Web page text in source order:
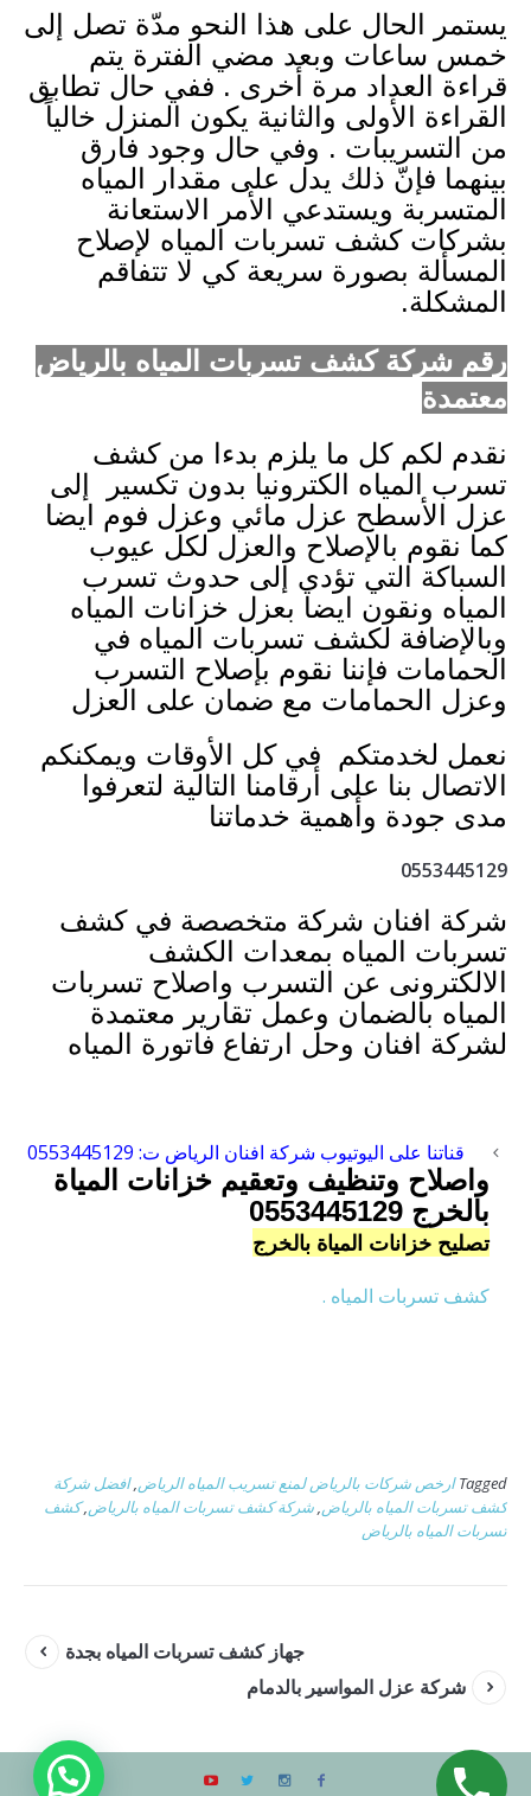
يستمر الحال على هذا النحو مدّة تصل إلى
خمس ساعات وبعد مضي الفترة يتم
قراءة العداد مرة أخرى . ففي حال تطابق
القراءة الأولى والثانية يكون المنزل خالياً
من التسريبات . وفي حال وجود فارق
بينهما فإنّ ذلك يدل على مقدار المياه
المتسربة ويستدعي الأمر الاستعانة
بشركات كشف تسربات المياه لإصلاح
المسألة بصورة سريعة كي لا تتفاقم
المشكلة.
رقم شركة كشف تسربات المياه بالرياض
معتمدة
نقدم لكم كل ما يلزم بدءا من كشف
تسرب المياه الكترونيا بدون تكسير إلى
عزل الأسطح عزل مائي وعزل فوم ايضا
كما نقوم بالإصلاح والعزل لكل عيوب
السباكة التي تؤدي إلى حدوث تسرب
المياه ونقون ايضا بعزل خزانات المياه
وبالإضافة لكشف تسربات المياه في
الحمامات فإننا نقوم بإصلاح التسرب
وعزل الحمامات مع ضمان على العزل
نعمل لخدمتكم في كل الأوقات ويمكنكم
الاتصال بنا على أرقامنا التالية لتعرفوا
مدى جودة وأهمية خدماتنا
0553445129
شركة افنان شركة متخصصة في كشف
تسربات المياه بمعدات الكشف
الالكترونى عن التسرب واصلاح تسربات
المياه بالضمان وعمل تقارير معتمدة
لشركة افنان وحل ارتفاع فاتورة المياه
قناتنا على اليوتيوب شركة افنان الرياض ت: 0553445129
واصلاح وتنظيف وتعقيم خزانات المياة
بالخرج 0553445129
تصليح خزانات المياة بالخرج
كشف تسربات المياه .
Tagged ارخص شركات بالرياض لمنع تسريب المياه الرياض,افضل شركة
كشف تسربات المياه بالرياض,شركة كشف تسربات المياه بالرياض,كشف
تسربات المياه بالرياض
جهاز كشف تسربات المياه بجدة
شركة عزل المواسير بالدمام